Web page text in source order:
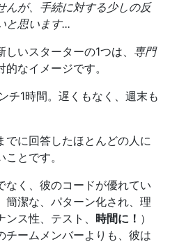
んが、手続に対する少しの反
と思います...
いスターターの1つは、 専門
的なイメージです。
チ1時間。遅くもなく、週末も
でに回答したほとんどの人に
とです。
なく、彼のコードが優れてい
簡潔な、パターン化され、理
ス性、テスト、 時間に！ ）
チームメンバーよりも、彼は